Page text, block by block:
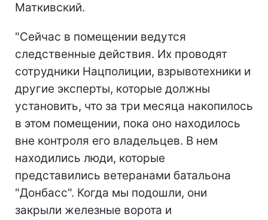
Маткивский.
"Сейчас в помещении ведутся
следственные действия. Их проводят
сотрудники Нацполиции, взрывотехники и
другие эксперты, которые должны
установить, что за три месяца накопилось
в этом помещении, пока оно находилось
вне контроля его владельцев. В нем
находились люди, которые
представились ветеранами батальона
"Донбасс". Когда мы подошли, они
закрыли железные ворота и